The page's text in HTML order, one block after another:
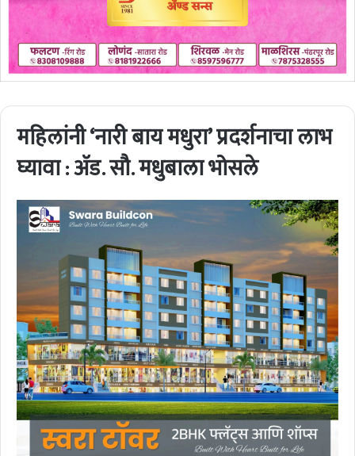
महिलांनी ‘नारी बाय मधुरा’ प्रदर्शनाचा लाभ
घ्यावा : अ‍ॅड. सौ. मधुबाला भोसले